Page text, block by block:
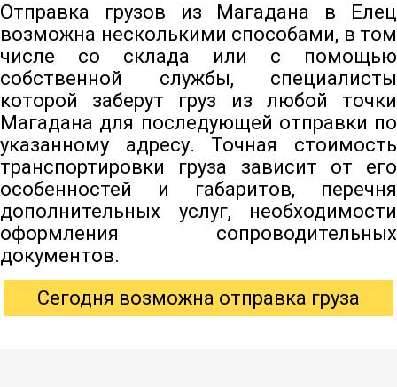
Отправка грузов из Магадана в Елец
возможна несколькими способами, в том
числе со склада или с помощью
собственной службы, специалисты
которой заберут груз из любой точки
Магадана для последующей отправки по
указанному адресу. Точная стоимость
транспортировки груза зависит от его
особенностей и габаритов, перечня
дополнительных услуг, необходимости
оформления сопроводительных
документов.
Сегодня возможна отправка груза